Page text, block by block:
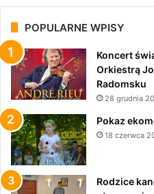
POPULARNE WPISY
Koncert
Orkiestrą
Radomsku
28 grudnia
Pokaz
18 czerwca
Rodzice